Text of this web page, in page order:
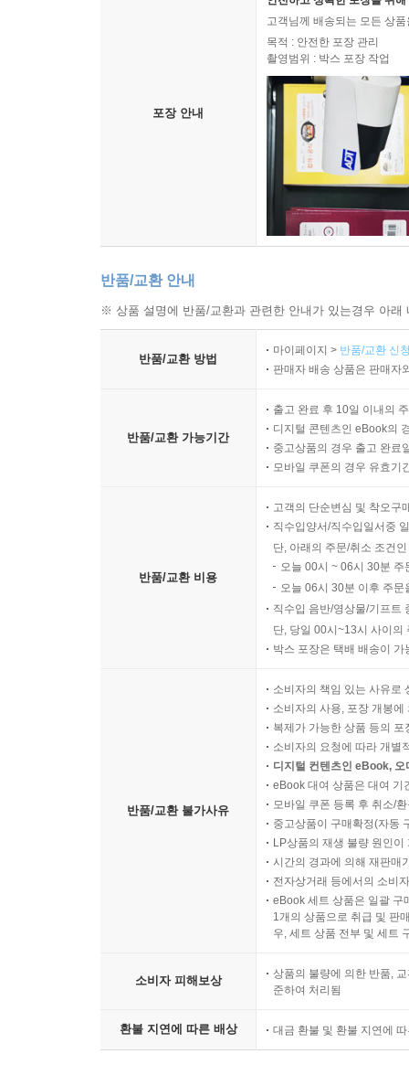
포장 안내
고객님께 배송되는 모든 상
목적 : 안전한 포장 관리
촬영범위 : 박스 포장 작업
반품/교환 안내
※ 상품 설명에 반품/교환과 관련한 안내가 있는경우 아
반품/교환 방법
마이페이지 > 반품/교환 신
판매자 배송 상품은 판매자
반품/교환 가능기간
출고 완료 후 10일 이내의
디지털 콘텐츠인 eBook의
중고상품의 경우 출고 완료
모바일 쿠폰의 경우 유효기
반품/교환 비용
고객의 단순변심 및 착오구
직수입양서/직수입일서중
단, 아래의 주문/취소 조건
오늘 00시 ~ 06시 30분
오늘 06시 30분 이후 주
직수입 음반/영상물/기프트
단, 당일 00시~13시 사이의
박스 포장은 택배 배송이
반품/교환 불가사유
소비자의 책임 있는 사유로
소비자의 사용, 포장 개봉
복제가 가능한 상품 등의
소비자의 요청에 따라 개별
디지털 컨텐츠인 eBook,
eBook 대여 상품은 대여 기
모바일 쿠폰 등록 후 취소/
중고상품이 구매확정(자동
LP상품의 재생 불량 원인
시간의 경과에 의해 재판매
전자상거래 등에서의 소비
eBook 세트 상품은 일괄 구
1개의 상품으로 취급 및 판
우, 세트 상품 전부 및 세트
소비자 피해보상
상품의 불량에 의한 반품,
준하여 처리됨
환불 지연에 따른 배상 대금 환불 및 환불 지연에